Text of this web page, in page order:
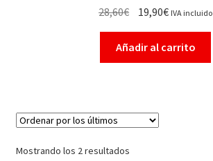
28,60€ 19,90€ IVA incluido
Añadir al carrito
Mostrando los 2 resultados